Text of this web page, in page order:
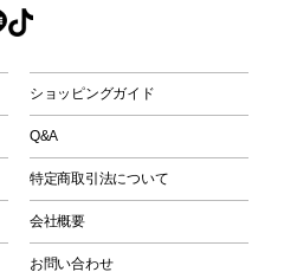
ショッピングガイド
Q&A
特定商取引法について
会社概要
お問い合わせ